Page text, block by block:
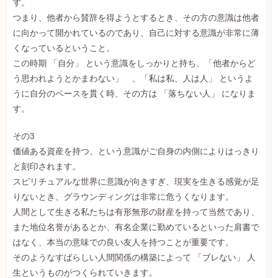
す。
つまり、他者から賛辞を得ようとするとき、その方の意識は他者
に向かって開かれているのであり、自己に対する意識が非常に薄
くなっているということ。
この時期 「自分」 という意識をしっかりと持ち、「他者からど
う思われようとかまわない」 、「私は私、人は人」 というよ
うに自分のペースを貫く時、その方は 「落ちない人」 になりま
す。
その3
価値ある資産を持つ、という意識がご自身の内側によりはっきり
と刻印されます。
スピリチュアルな世界に意識が向きすぎ、現実を生きる感覚が足
りないとき、グラウンディングは非常に危うくなります。
人間として生きる私たちは有形無形の財産を持って当然であり、
また地位名誉があるとか、有名企業に勤めているといった肩書で
はなく、本当の意味での良い友人を持つことが重要です。
そのようなすばらしい人間関係の構築によって 「ブレない」 人
生というものがつくられていきます。